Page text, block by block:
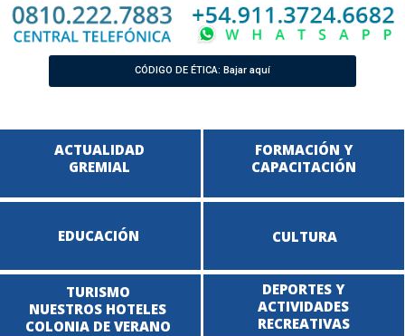
CÓDIGO DE ÉTICA: Bajar aquí
ACTUALIDAD
GREMIAL
EDUCACIÓN CULTURA
TURISMO
NUESTROS HOTELES
COLONIA DE VERANO
DEPORTES Y
ACTIVIDADES
RECREATIVAS
FORMACIÓN Y
CAPACITACIÓN